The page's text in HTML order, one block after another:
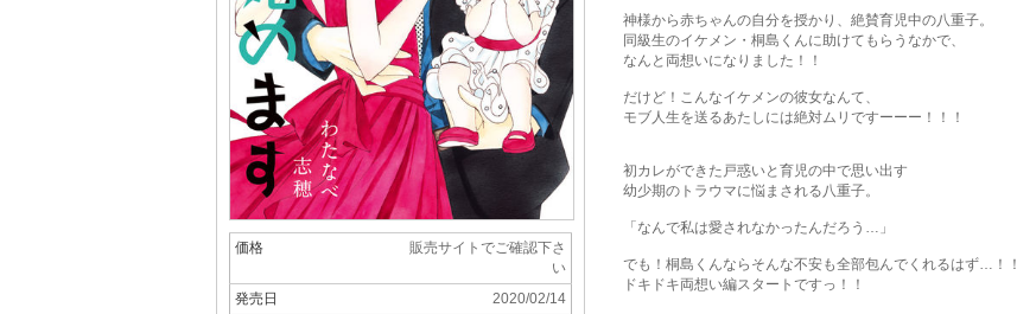
価格
販売サイトでご確認下さ
い
発売日
2020/02/14
神様から赤ちゃんの自分を授かり、絶賛育児中の八重子。
同級生のイケメン・桐島くんに助けてもらうなかで、
なんと両想いになりました！！
だけど！こんなイケメンの彼女なんて、
モブ人生を送るあたしには絶対ムリですーーー！！！
初カレができた戸惑いと育児の中で思い出す
幼少期のトラウマに悩まされる八重子。
「なんで私は愛されなかったんだろう…」
でも！桐島くんならそんな不安も全部包んでくれるはず…！！
ドキドキ両想い編スタートですっ！！